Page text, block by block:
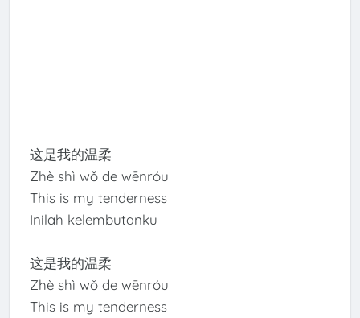
这是我的温柔
Zhè shì wǒ de wēnróu
This is my tenderness
Inilah kelembutanku
这是我的温柔
Zhè shì wǒ de wēnróu
This is my tenderness